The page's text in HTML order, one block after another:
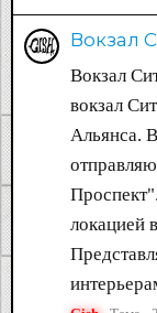
Вокзал
Вокзал
вокзал
Альянса.
локацией